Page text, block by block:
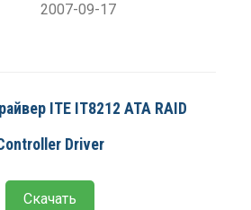
2007-09-17
ITE IT8212 ATA RAID
Driver
Скачать